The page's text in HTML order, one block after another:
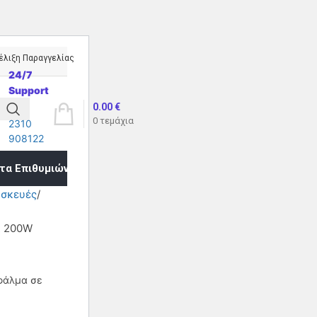
Παραγγελίας
24/7
Support
2310
908122
0 τεμάχια
0.00€
Επιθυμιών
200W
σε